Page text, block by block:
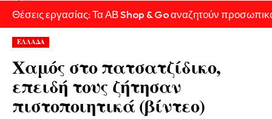
Θέσεις εργασίας: Τα ΑΒ Shop & Go αναζητούν
ΕΛΛΑΔΑ
Χαμός στο πατσατζίδικο,
επειδή τους ζήτησαν
πιστοποιητικά (βίντεο)